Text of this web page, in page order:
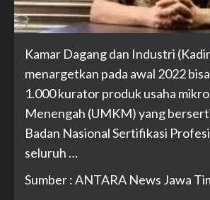
Kamar Dagang dan Industri
menargetkan pada awal 2022
1.000 kurator produk usaha
Menengah (UMKM) yang
Badan Nasional Sertifikasi
seluruh …
Sumber : ANTARA News Jawa